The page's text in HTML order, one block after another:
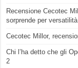
Recensione Cecotec
sorprende per
Cecotec Millor,
Chi l’ha detto che gli
2